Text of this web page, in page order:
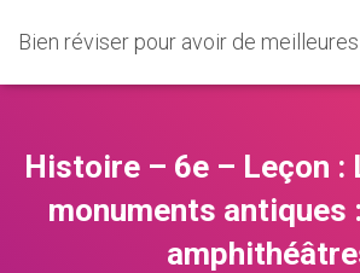
Bien réviser pour avoir de
Histoire – 6e – Leçon :
monuments antiques